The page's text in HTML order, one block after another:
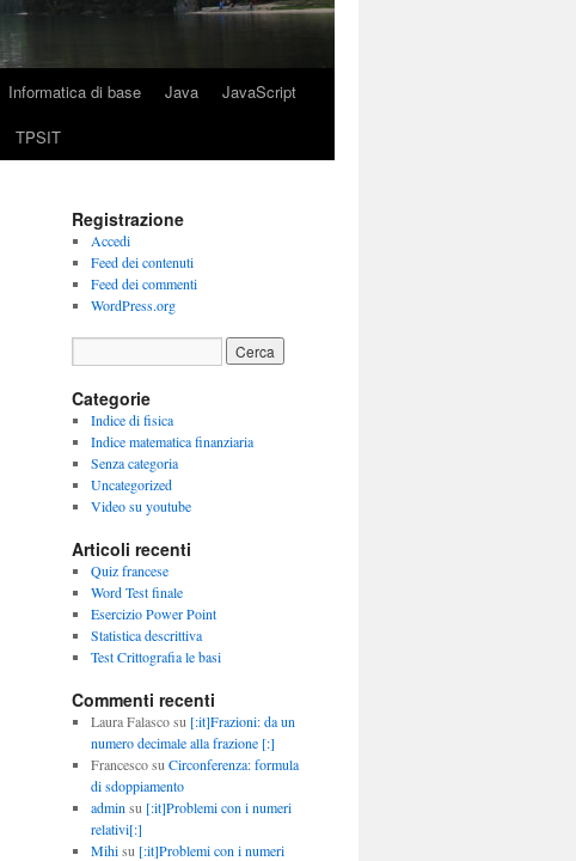
Informatica di base Java
JavaScript
TPSIT
Registrazione
Accedi
Feed dei contenuti
Feed dei commenti
WordPress.org
Categorie
Indice di fisica
Indice matematica finanziaria
Senza categoria
Uncategorized
Video su youtube
Articoli recenti
Quiz francese
Word Test finale
Esercizio Power Point
Statistica descrittiva
Test Crittografia le basi
Commenti recenti
Laura Falascosu [:it]Frazioni: da un
numero decimale alla frazione [:]
Francescosu Circonferenza: formula
di sdoppiamento
admin su [:it]Problemi con i numeri
relativi[:]
Mihisu [:it]Problemi con i numeri